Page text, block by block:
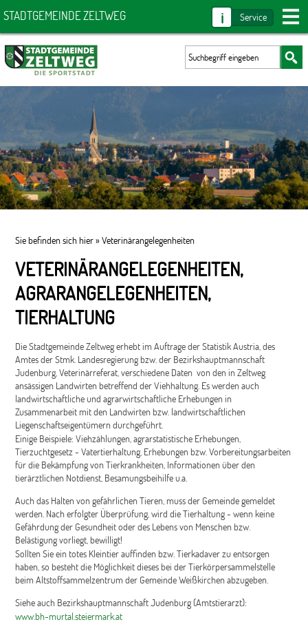
STADTGEMEINDE ZELTWEG i Service
Sie befinden sich hier »Veterinärangelegenheiten
VETERINÄRANGELEGENHEITEN,
AGRARANGELEGENHEITEN,
TIERHALTUNG
Die Stadtgemeinde Zeltweg erhebt im Auftrage der Statistik Austria, des
Amtes der Stmk. Landesregierung bzw. der Bezirkshauptmannschaft
Judenburg, Veterinärreferat, verschiedene Daten von den in Zeltweg
ansässigen Landwirten betreffend der Viehhaltung. Es werden auch
landwirtschaftliche und agrarwirtschaftliche Erhebungen in
Zusammenarbeit mit den Landwirten bzw. landwirtschaftlichen
Liegenschaftseigentümern durchgeführt.
Einige Beispiele: Viehzählungen, agrarstatistische Erhebungen,
Tierzuchtgesetz - Vatertierhaltung, Erhebungen bzw. Vorbereitungsarbeiten
für die Bekämpfung von Tierkrankheiten, Informationen über den
tierärztlichen Notdienst, Besamungsbeihilfe u.a.
Auch das Halten von gefährlichen Tieren, muss der Gemeinde gemeldet
werden. Nach erfolgter Überprüfung, wird die Tierhaltung - wenn keine
Gefährdung der Gesundheit oder des Lebens von Menschen bzw.
Belästigung vorliegt, bewilligt!
Sollten Sie ein totes Kleintier auffinden bzw. Tierkadaver zu entsorgen
haben, so besteht die Möglichkeit dieses bei der Tierkörpersammelstelle
beim Altstoffsammelzentrum der Gemeinde Weißkirchen abzugeben.
Siehe auch Bezirkshauptmannschaft Judenburg (Amtstierarzt):
www.bh-murtal.steiermark.at